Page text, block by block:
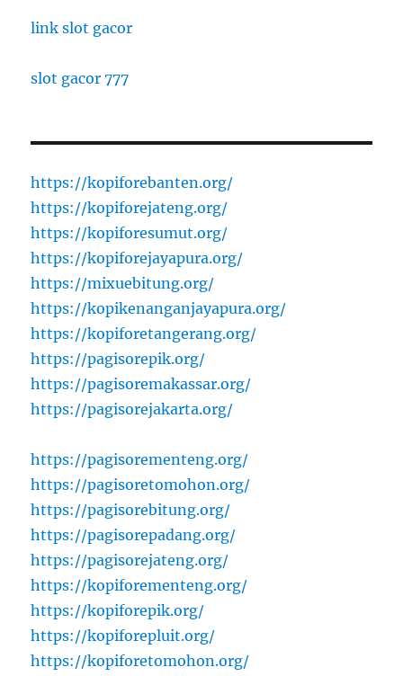
link slot gacor
slot gacor 777
https://kopiforebanten.org/
https://kopiforejateng.org/
https://kopiforesumut.org/
https://kopiforejayapura.org/
https://mixuebitung.org/
https://kopikenanganjayapura.org/
https://kopiforetangerang.org/
https://pagisorepik.org/
https://pagisoremakassar.org/
https://pagisorejakarta.org/
https://pagisorementeng.org/
https://pagisoretomohon.org/
https://pagisorebitung.org/
https://pagisorepadang.org/
https://pagisorejateng.org/
https://kopiforementeng.org/
https://kopiforepik.org/
https://kopiforepluit.org/
https://kopiforetomohon.org/